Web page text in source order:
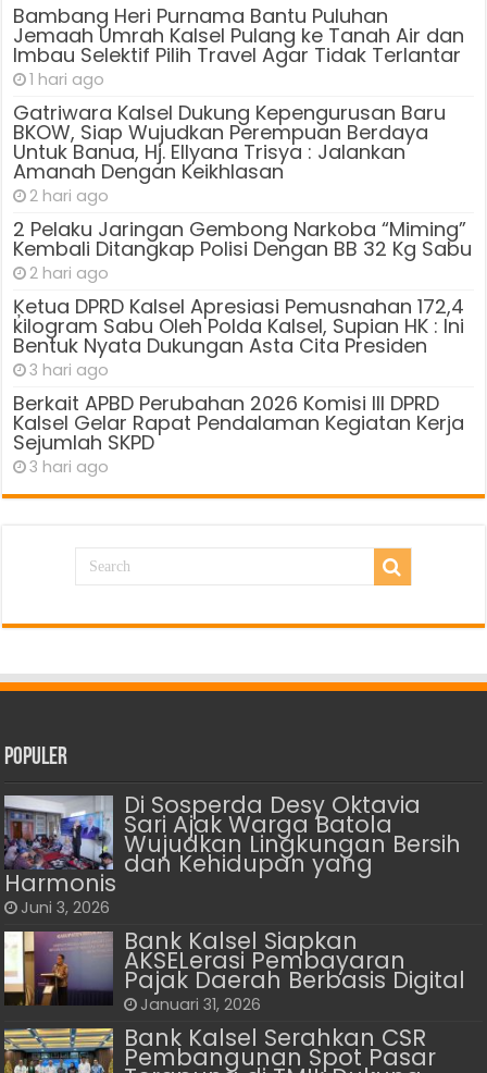
Bambang Heri Purnama Bantu Puluhan
Jemaah Umrah Kalsel Pulang ke Tanah Air dan
Imbau Selektif Pilih Travel Agar Tidak Terlantar
1 hari ago
Gatriwara Kalsel Dukung Kepengurusan Baru
BKOW, Siap Wujudkan Perempuan Berdaya
Untuk Banua, Hj. Ellyana Trisya : Jalankan
Amanah Dengan Keikhlasan
2 hari ago
2 Pelaku Jaringan Gembong Narkoba “Miming”
Kembali Ditangkap Polisi Dengan BB 32 Kg Sabu
2 hari ago
Ķetua DPRD Kalsel Apresiasi Pemusnahan 172,4
kilogram Sabu Oleh Polda Kalsel, Supian HK : Ini
Bentuk Nyata Dukungan Asta Cita Presiden
3 hari ago
Berkait APBD Perubahan 2026 Komisi III DPRD
Kalsel Gelar Rapat Pendalaman Kegiatan Kerja
Sejumlah SKPD
3 hari ago
Populer
Di Sosperda Desy Oktavia
Sari Ajak Warga Batola
Wujudkan Lingkungan Bersih
dan Kehidupan yang
Harmonis
Juni 3, 2026
Bank Kalsel Siapkan
AKSELerasi Pembayaran
Pajak Daerah Berbasis Digital
Januari 31, 2026
Bank Kalsel Serahkan CSR
Pembangunan Spot Pasar